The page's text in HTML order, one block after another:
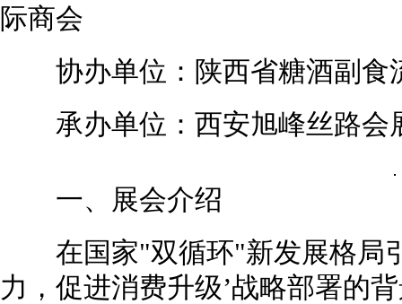
际商会
协办单位：陕西省糖酒副食
承办单位：西安旭峰丝路会
一、展会介绍
在国家"双循环"新发展格局引
力，促进消费升级’战略部署的